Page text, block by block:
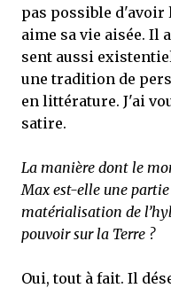
pas possible d'avoir
aime sa vie aisée. Il
sent aussi
une tradition de
en littérature. J'ai
satire.
La manière dont le
Max est-elle une
matérialisation de
pouvoir sur la Terre ?
Oui, tout à fait. Il